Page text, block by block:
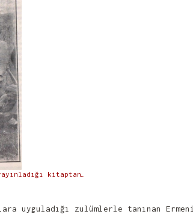
kitaptan…
uyguladığı zulümlerle tanınan Ermeni